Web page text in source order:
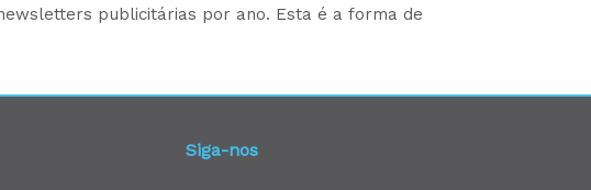
publicitárias por ano. Esta é a forma de
Siga-nos